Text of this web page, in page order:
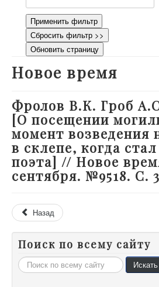
Применить фильтр
Сбросить фильтр >>
Обновить страницу
Новое время
Фролов В.К. Гроб
[О посещении
момент возведения
в склепе, когда
поэта] // Новое
сентября. №9518. С.
Назад
Поиск по всему сайту
Искать... Искать